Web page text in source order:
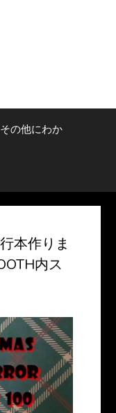
その他にわか
本作りま
内ス